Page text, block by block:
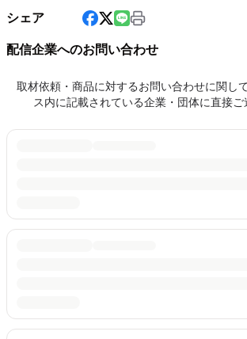
シェア
配信企業へのお問い合わせ
取材依頼・商品に対するお問い合わせに関し
ス内に記載されている企業・団体に直接ご